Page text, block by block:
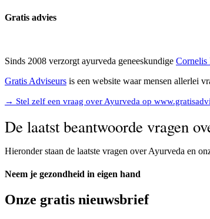
Gratis advies
Sinds 2008 verzorgt ayurveda geneeskundige Cornelis
Gratis Adviseurs is een website waar mensen allerlei
→ Stel zelf een vraag over Ayurveda op
De laatst beantwoorde vragen
Hieronder staan de laatste vragen over Ayurveda en
Neem je gezondheid in eigen hand
Onze gratis nieuwsbrief